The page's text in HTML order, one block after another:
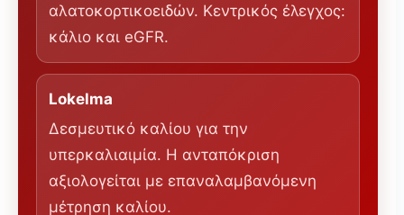
αλατοκορτικοειδών. Κεντρικός έλεγχος:
κάλιο και eGFR.
Lokelma
Δεσμευτικό καλίου για την
υπερκαλιαιμία. Η ανταπόκριση
αξιολογείται με επαναλαμβανόμενη
μέτρηση καλίου.